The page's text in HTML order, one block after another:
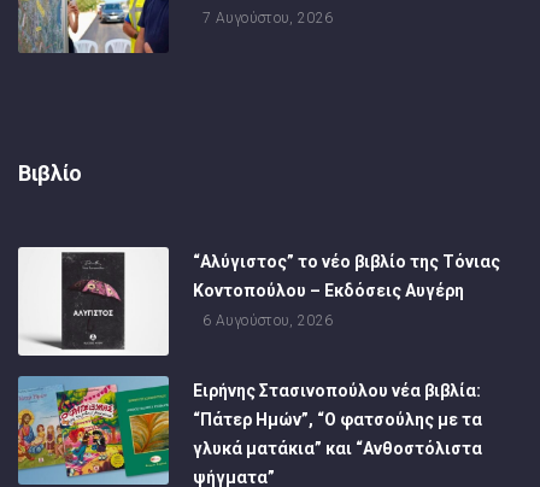
7 Αυγούστου, 2026
Βιβλίο
“Αλύγιστος” το νέο βιβλίο της Τόνιας
Κοντοπούλου – Εκδόσεις Αυγέρη
6 Αυγούστου, 2026
Ειρήνης Στασινοπούλου νέα βιβλία:
“Πάτερ Ημών”, “Ο φατσούλης με τα
γλυκά ματάκια” και “Ανθοστόλιστα
ψήγματα”